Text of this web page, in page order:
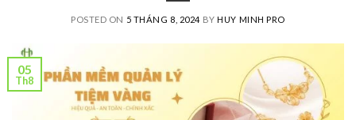
POSTED ON 5 THÁNG 8, 2024 BYHUY MINH PRO
05
Th8